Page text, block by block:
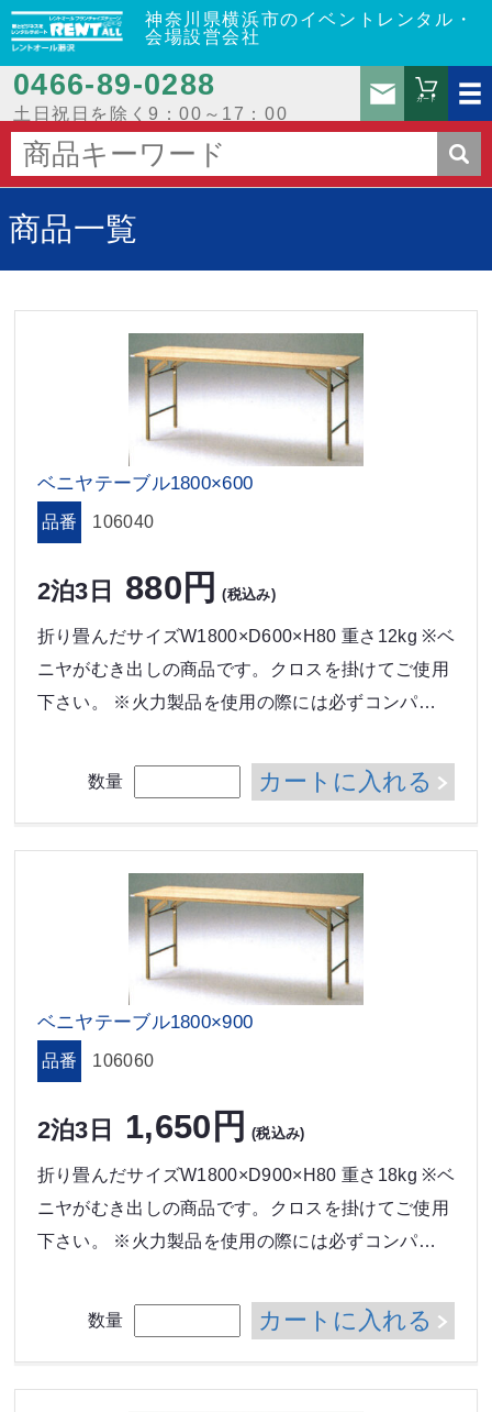
神奈川県横浜市のイベントレンタル・
会場設営会社
0466‐89‐0288
土日祝日を除く9：00～17：00
お問
カート
商品一覧
ベニヤテーブル1800×600
品番 106040
2泊3日 880円 (税込み)
折り畳んだサイズW1800×D600×H80 重さ12kg ※ベ
ニヤがむき出しの商品です。クロスを掛けてご使用
下さい。 ※火力製品を使用の際には必ずコンパ…
数量 カートに入れる
ベニヤテーブル1800×900
品番 106060
2泊3日 1,650円 (税込み)
折り畳んだサイズW1800×D900×H80 重さ18kg ※ベ
ニヤがむき出しの商品です。クロスを掛けてご使用
下さい。 ※火力製品を使用の際には必ずコンパ…
数量 カートに入れる